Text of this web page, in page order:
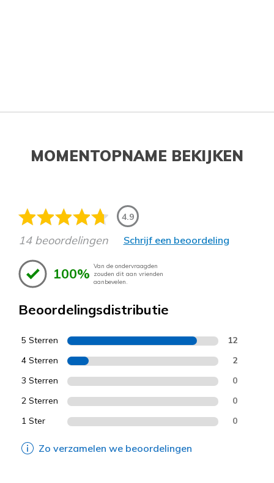
MOMENTOPNAME BEKIJKEN
4.9
14 beoordelingen Schrijf een beoordeling
100% Van de ondervraagden
zouden dit aan vrienden
aanbevelen.
Beoordelingsdistributie
5 Sterren 12
4 Sterren 2
3 Sterren 0
2 Sterren 0
1 Ster 0
Zo verzamelen we beoordelingen